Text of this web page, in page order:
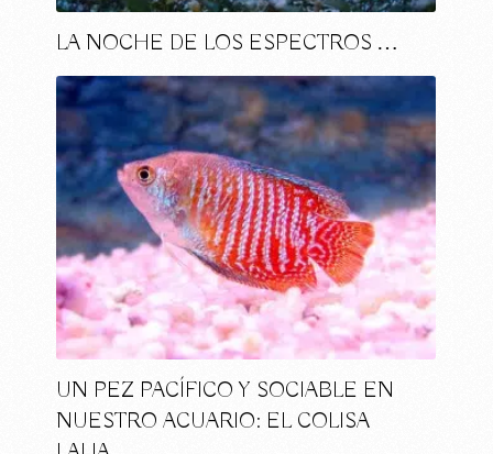
LA NOCHE DE LOS ESPECTROS …
UN PEZ PACÍFICO Y SOCIABLE EN
NUESTRO ACUARIO: EL COLISA